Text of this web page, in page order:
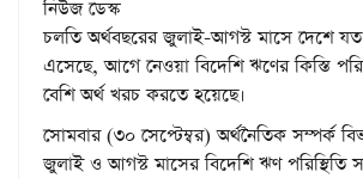
নিউজ ডেস্ক
চলতি অর্থবছরের জুলাই-আগস্ট মাসে দেশে
এসেছে, আগে নেওয়া বিদেশি ঋণের কিস্তি
বেশি অর্থ খরচ করতে হয়েছে।
সোমবার (৩০ সেপ্টেম্বর) অর্থনৈতিক সম্পর্ক
জুলাই ও আগস্ট মাসের বিদেশি ঋণ পরিস্থিতি